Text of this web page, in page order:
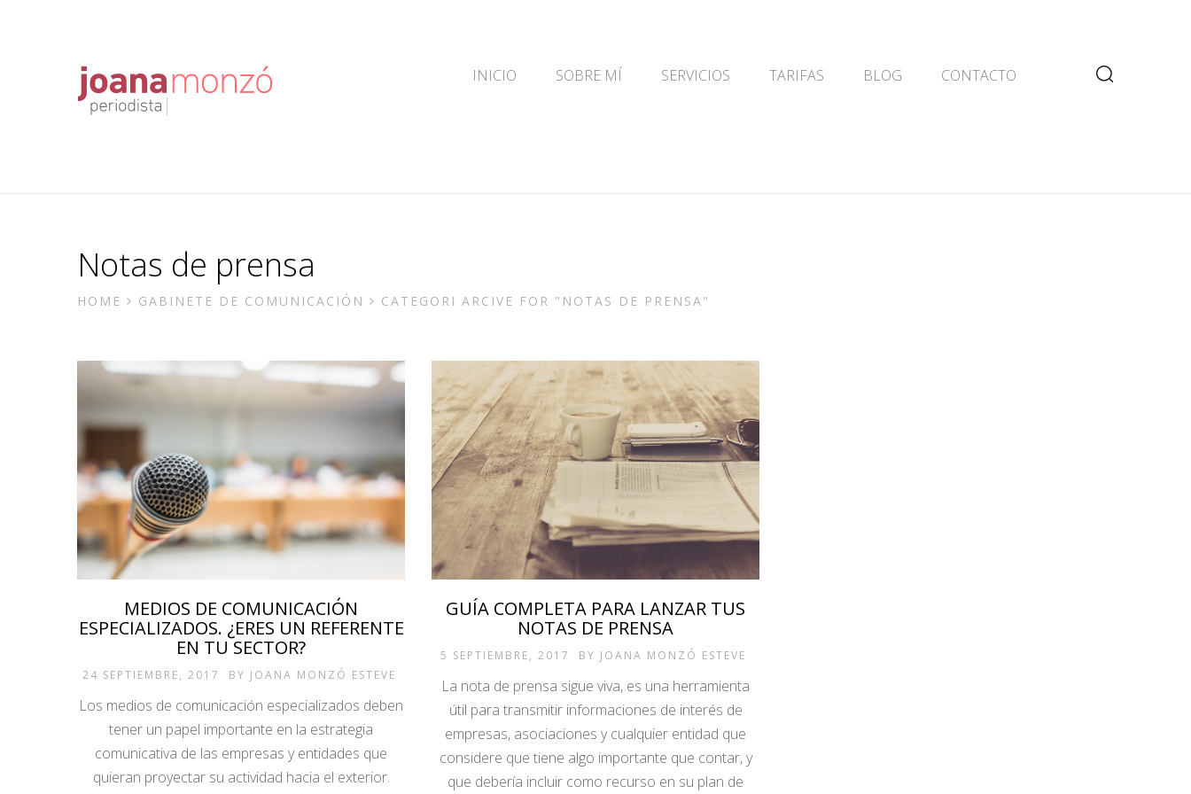
INICIO SOBRE MÍ SERVICIOS TARIFAS BLOG CONTACTO
Notas de prensa
HOME GABINETE DE COMUNICACIÓN CATEGORI ARCIVE FOR "NOTAS DE PRENSA"
MEDIOS DE COMUNICACIÓN
ESPECIALIZADOS. ¿ERES UN REFERENTE
EN TU SECTOR?
24 SEPTIEMBRE, 2017 BY JOANA MONZÓ ESTEVE
Los medios de comunicación especializados deben
tener un papel importante en la estrategia
comunicativa de las empresas y entidades que
quieran proyectar su actividad hacia el exterior.
GUÍA COMPLETA PARA LANZAR TUS
NOTAS DE PRENSA
5 SEPTIEMBRE, 2017 BY JOANA MONZÓ ESTEVE
La nota de prensa sigue viva, es una herramienta
útil para transmitir informaciones de interés de
empresas, asociaciones y cualquier entidad que
considere que tiene algo importante que contar, y
que debería incluir como recurso en su plan de